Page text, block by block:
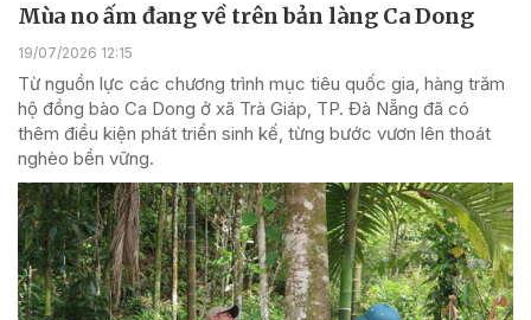
Mùa no ấm đang về trên bản làng Ca Dong
19/07/2026 12:15
Từ nguồn lực các chương trình mục tiêu quốc gia, hàng trăm
hộ đồng bào Ca Dong ở xã Trà Giáp, TP. Đà Nẵng đã có
thêm điều kiện phát triển sinh kế, từng bước vươn lên thoát
nghèo bền vững.